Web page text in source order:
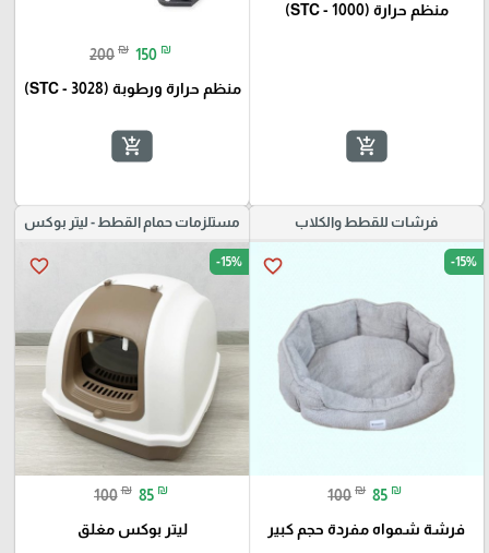
منظم حرارة (STC - 1000)
add_shopping_cart
200 ₪ 150 ₪
منظم حرارة ورطوبة (STC - 3028)
add_shopping_cart
فرشات للقطط والكلاب
favorite_border -15%
100 ₪ 85 ₪
فرشة شمواه مفردة حجم كبير
مستلزمات حمام القطط - ليتر بوكس
favorite_border -15%
100 ₪ 85 ₪
ليتر بوكس مغلق